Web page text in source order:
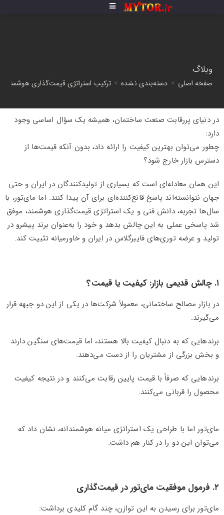
وبلاگ
صفحه اصلی > دسته‌بندی نشده > ترکیب استراتژی قیمت‌گذاری هوشمند
در دنیای پررقابت صنعت ساختمان، همیشه یک سؤال اساسی وجود
دارد:
چطور می‌توان بهترین کیفیت را ارائه داد، بدون آنکه قیمت‌ها از
دسترس بازار خارج شود؟
این همان معادله‌ای است که بسیاری از تولیدکنندگان در ایران و حتی
جهان نتوانسته‌اند پاسخ قانع‌کننده‌ای برای آن پیدا کنند. اما مای‌تور، با
سال‌ها تجربه، دانش فنی و یک استراتژی قیمت‌گذاری هوشمند، موفق
شد پاسخی عملی به این چالش بدهد و خود را به‌عنوان برند پیشرو در
تولید و عرضه توری‌های فایبرگلاس در ایران و خاورمیانه تثبیت کند.
۱. چالش قدیمی بازار: کیفیت یا قیمت؟
در بازار مصالح ساختمانی، معمولاً شرکت‌ها در یکی از این دو جبهه قرار
می‌گیرند:
برندهایی که به دنبال کیفیت بالا هستند، اما قیمت‌های سنگین دارند
و بخش بزرگی از مشتریان را از دست می‌دهند.
برندهایی که صرفاً با قیمت پایین رقابت می‌کنند و در نتیجه کیفیت
محصول را قربانی می‌کنند.
مای‌تور اما با طراحی یک استراتژی میانه هوشمندانه، نشان داد که
می‌توان این دو را در کنار هم داشت.
۲. فرمول موفقیت مای‌تور در قیمت‌گذاری
مای‌تور برای رسیدن به این توازن، چند گام کلیدی برداشت: